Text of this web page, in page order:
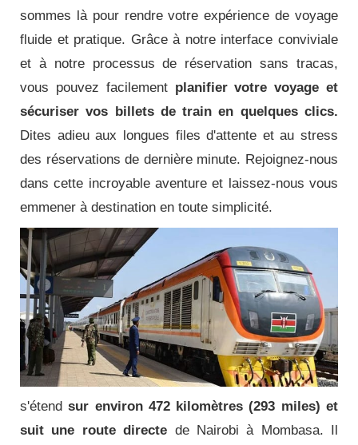
sommes là pour rendre votre expérience de voyage
fluide et pratique. Grâce à notre interface conviviale
et à notre processus de réservation sans tracas,
vous pouvez facilement planifier votre voyage et
sécuriser vos billets de train en quelques clics.
Dites adieu aux longues files d'attente et au stress
des réservations de dernière minute. Rejoignez-nous
dans cette incroyable aventure et laissez-nous vous
emmener à destination en toute simplicité.
s'étendsur environ 472 kilomètres (293 miles) et
suit une route directe de Nairobi à Mombasa. Il